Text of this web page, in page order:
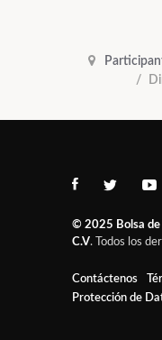
© 2025 Bolsa
C.V. Todos los
Contáctenos
Protección de